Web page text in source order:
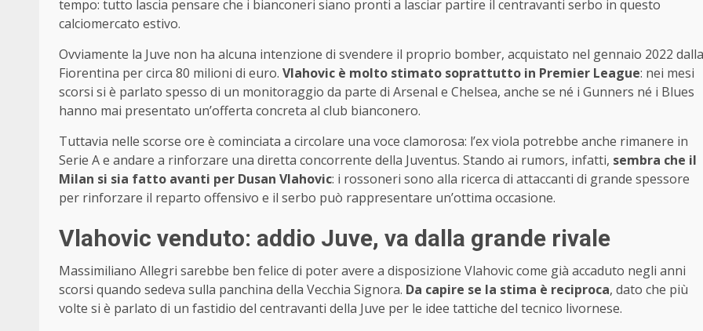
tempo: tutto lascia pensare che i bianconeri siano pronti a lasciar partire il centravanti serbo in questo
calciomercato estivo.
Ovviamente la Juve non ha alcuna intenzione di svendere il proprio bomber, acquistato nel gennaio 2022 dalla
Fiorentina per circa 80 milioni di euro. Vlahovic è molto stimato soprattutto in Premier League: nei mesi
scorsi si è parlato spesso di un monitoraggio da parte di Arsenal e Chelsea, anche se né i Gunners né i Blues
hanno mai presentato un’offerta concreta al club bianconero.
Tuttavia nelle scorse ore è cominciata a circolare una voce clamorosa: l’ex viola potrebbe anche rimanere in
Serie A e andare a rinforzare una diretta concorrente della Juventus. Stando ai rumors, infatti, sembra che il
Milan si sia fatto avanti per Dusan Vlahovic: i rossoneri sono alla ricerca di attaccanti di grande spessore
per rinforzare il reparto offensivo e il serbo può rappresentare un’ottima occasione.
Vlahovic venduto: addio Juve, va dalla grande rivale
Massimiliano Allegri sarebbe ben felice di poter avere a disposizione Vlahovic come già accaduto negli anni
scorsi quando sedeva sulla panchina della Vecchia Signora. Da capire se la stima è reciproca, dato che più
volte si è parlato di un fastidio del centravanti della Juve per le idee tattiche del tecnico livornese.